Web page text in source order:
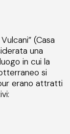
(Casa
una
in cui la
si
erano attratti